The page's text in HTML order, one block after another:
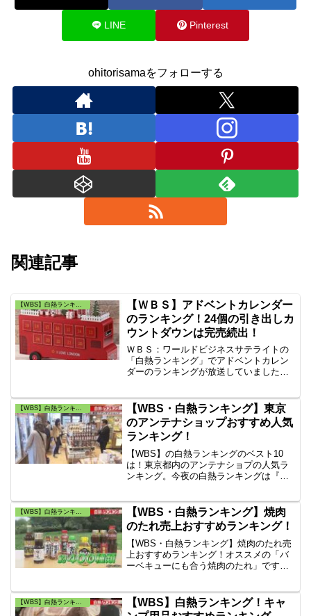
LINE Pinterest
ohitorisamaをフォローする
関連記事
【ＷＢＳ】アドベントカレンダー
のランキング！24個の引き出しカ
ウントダウンは完売続出！
ＷＢＳ：ワールドビジネスサテライトの
「白熱ランキング」でアドベントカレン
ダーのランキングが放送していました。
ドベントカレンダー」ランキング商品は
完売続出だったのでアマゾンを調べてみ
ました。
【WBS】白熱ランキング・トレンドたまご
【WBS・白熱ランキング】東京
のアンテナショップおすすめ人気
ランキング！
【WBS】の白熱ランキングのベスト10
は！東京都内のアンテナショプの人気ラ
ンキング。今夜の白熱ランキングは『人
舗のオススメのアンテナショップはど
こ？東京駅のアンテナショップも紹介し
ます。
【WBS】白熱ランキング・トレンドたまご
【WBS・白熱ランキング】焼肉
のたれ売上おすすめランキング！
【WBS・白熱ランキング】焼肉のたれ売
上おすすめランキング！オススメの「バ
ーベキューにも合う焼肉のたれ」です。
れ」です。
【WBS】白熱ランキング！キャ